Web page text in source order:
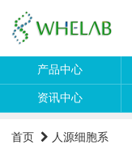
产品中心
资讯中心
首页 人源细胞系